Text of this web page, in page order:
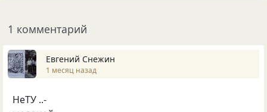
1 комментарий
Евгений Снежин
1 месяц назад
НеТУ ..-